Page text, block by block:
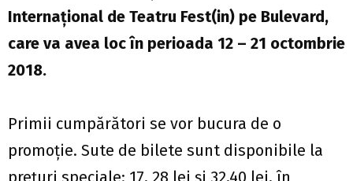
Internaţional de Teatru Fest(in) pe Bulevard,
care va avea loc în perioada 12 – 21 octombrie
2018.
Primii cumpărători se vor bucura de o
promoție. Sute de bilete sunt disponibile la
prețuri speciale: 17, 28 lei și 32,40 lei, în